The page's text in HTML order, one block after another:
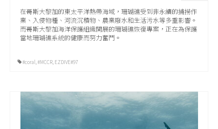
在哥斯大黎加的東太平洋熱帶海域，珊瑚礁受到非永續的捕撈作
業、入侵物種、河流沉積物、農業廢水和生活污水等多重影響。
而哥斯大黎加海洋保護組織開展的珊瑚礁恢復專案，正在為保護
當地珊瑚礁系統的健康而努力奮鬥。
#coral #MCCR EZDIVE#97